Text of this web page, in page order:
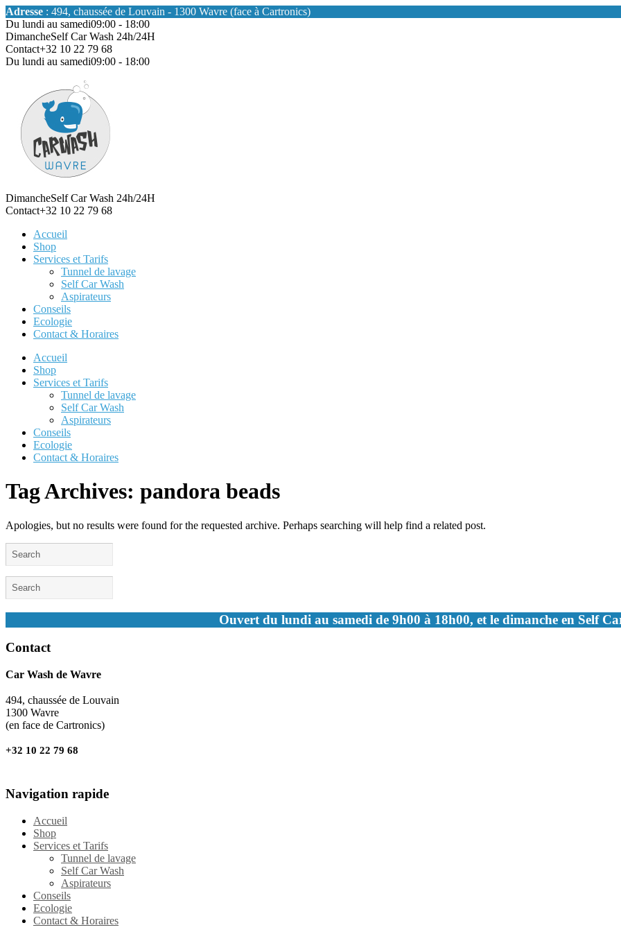
Adresse : 494, chaussée de Louvain - 1300 Wavre (face à Cartronics)
Du lundi au samedi09:00 - 18:00
DimancheSelf Car Wash 24h/24H
Contact+32 10 22 79 68
Du lundi au samedi09:00 - 18:00
DimancheSelf Car Wash 24h/24H
Contact+32 10 22 79 68
Accueil
Shop
Services et Tarifs
Tunnel de lavage
Self Car Wash
Aspirateurs
Conseils
Ecologie
Contact & Horaires
Accueil
Shop
Services et Tarifs
Tunnel de lavage
Self Car Wash
Aspirateurs
Conseils
Ecologie
Contact & Horaires
Tag Archives: pandora beads
Apologies, but no results were found for the requested archive. Perhaps searching will help find a related post.
Ouvert du lundi au samedi de 9h00 à 18h00, et le dimanche en Self
Contact
Car Wash de Wavre
494, chaussée de Louvain
1300 Wavre
(en face de Cartronics)
+32 10 22 79 68
Navigation rapide
Accueil
Shop
Services et Tarifs
Tunnel de lavage
Self Car Wash
Aspirateurs
Conseils
Ecologie
Contact & Horaires